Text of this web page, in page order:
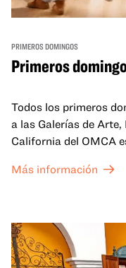
PRIMEROS DOMINGOS
Primeros
Todos los primeros
a las Galerías de
California del OMCA
a un precio reducido de
Más información